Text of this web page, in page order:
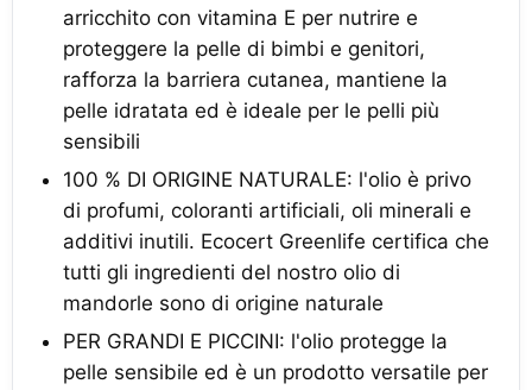
arricchito con vitamina E per nutrire e
proteggere la pelle di bimbi e genitori,
rafforza la barriera cutanea, mantiene la
pelle idratata ed è ideale per le pelli più
sensibili
100 % DI ORIGINE NATURALE: l'olio è privo
di profumi, coloranti artificiali, oli minerali e
additivi inutili. Ecocert Greenlife certifica che
tutti gli ingredienti del nostro olio di
mandorle sono di origine naturale
PER GRANDI E PICCINI: l'olio protegge la
pelle sensibile ed è un prodotto versatile per